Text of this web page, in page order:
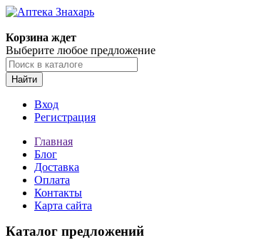
Корзина ждет
Выберите любое предложение
Найти
Вход
Регистрация
Главная
Блог
Доставка
Оплата
Контакты
Карта сайта
Каталог предложений